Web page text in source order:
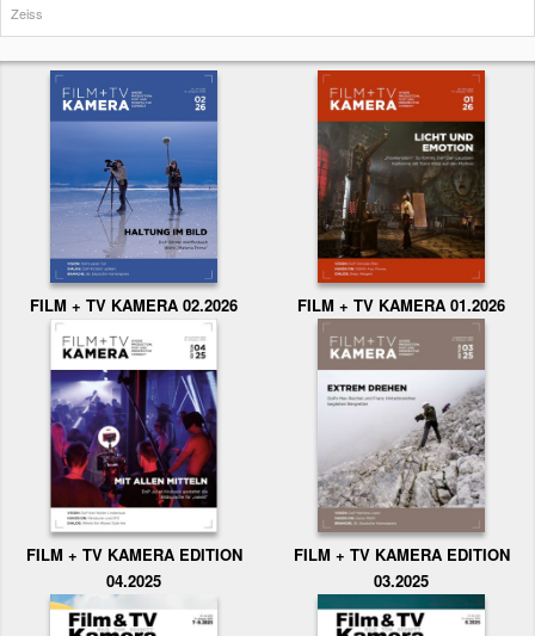
Zeiss
FILM + TV KAMERA 02.2026 FILM + TV KAMERA 01.2026
FILM + TV KAMERA EDITION
04.2025
FILM + TV KAMERA EDITION
03.2025